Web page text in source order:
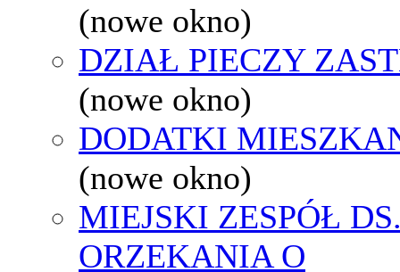
(nowe okno)
DZIAŁ PIECZY
(nowe okno)
DODATKI
(nowe okno)
MIEJSKI ZESPÓŁ
ORZEKANIA O